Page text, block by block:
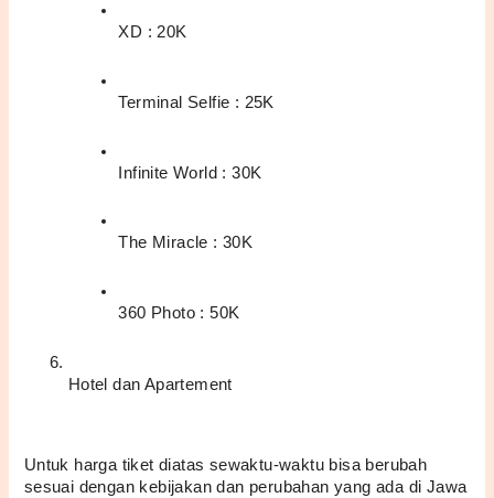
XD : 20K
Terminal Selfie : 25K
Infinite World : 30K
The Miracle : 30K
360 Photo : 50K
Hotel dan Apartement
Untuk harga tiket diatas sewaktu-waktu bisa berubah
sesuai dengan kebijakan dan perubahan yang ada di Jawa